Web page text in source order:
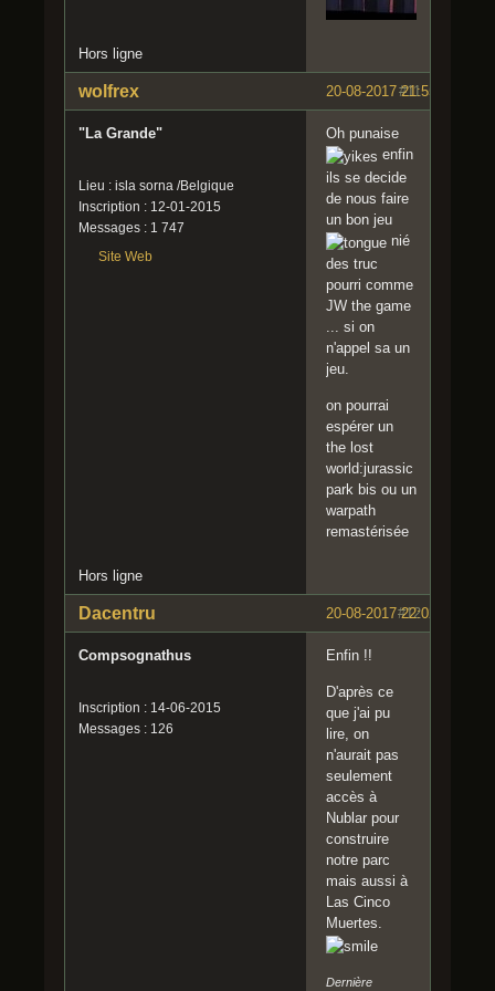
qu'un
soit
fait
failler
par le
Rex.
Ce T.
rex
est
déjà
bien
nourri,
il
nous
pas
pour
bouffe
r.
:temb
o:
Hors ligne
#11
20-08-2017 21:55:19
wolfrex
"La Grande"
Lieu : isla sorna /Belgique
Inscription : 12-01-2015
Messages : 1 747
Site Web
Oh punaise
enfin
ils se decide
de nous faire
un bon jeu
nié
des truc
pourri comme
JW the game
... si on
n'appel sa un
jeu.
on pourrai
espérer un
the lost
world:jurassic
park bis ou un
warpath
remastérisée
Hors ligne
#12
20-08-2017 22:02:35
Dacentru
Compsognathus
Inscription : 14-06-2015
Messages : 126
Enfin !!
D'après ce
que j'ai pu
lire, on
n'aurait pas
seulement
accès à
Nublar pour
construire
notre parc
mais aussi à
Las Cinco
Muertes.
Dernière